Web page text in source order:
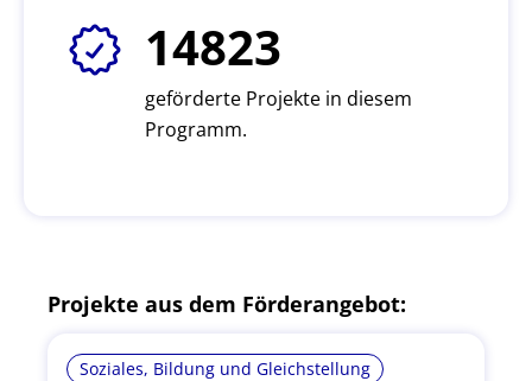
14823
geförderte Projekte in diesem
Programm.
Projekte aus dem Förderangebot:
Soziales, Bildung und Gleichstellung